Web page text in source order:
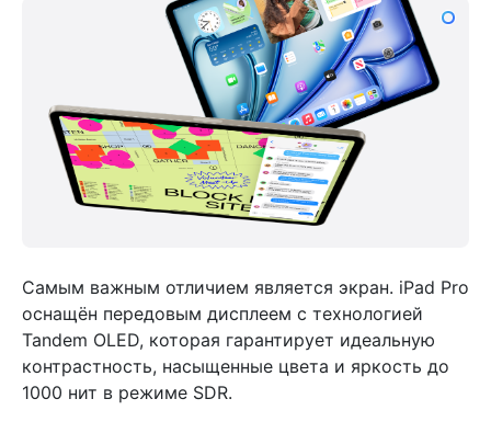
Самым важным отличием является экран. iPad Pro
оснащён передовым дисплеем с технологией
Tandem OLED, которая гарантирует идеальную
контрастность, насыщенные цвета и яркость до
1000 нит в режиме SDR.